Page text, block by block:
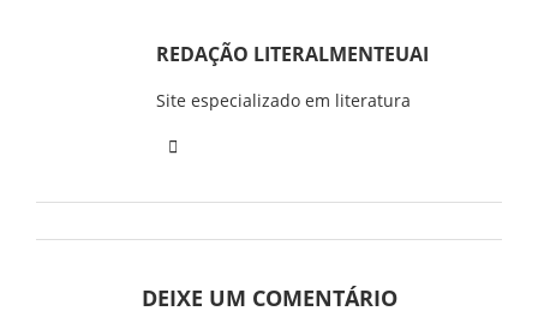
REDAÇÃO LITERALMENTEUAI
Site especializado em literatura
DEIXE UM COMENTÁRIO